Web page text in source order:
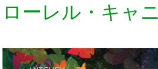
ローレル・キャ